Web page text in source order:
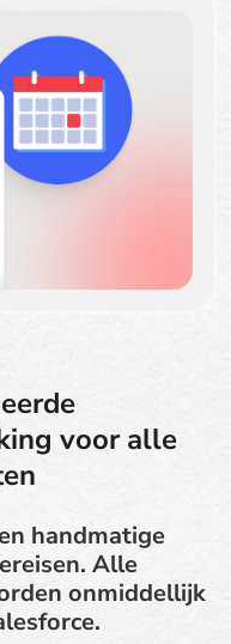
voor alle
handmatige
Alle
onmiddellijk